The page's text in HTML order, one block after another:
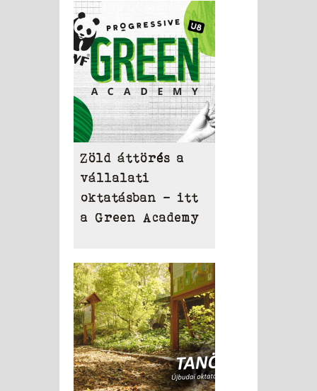
Zöld áttörés a
vállalati
oktatásban – itt
a Green Academy